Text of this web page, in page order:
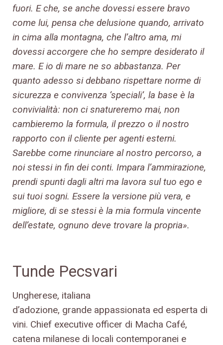
fuori. E che, se anche dovessi essere bravo
come lui, pensa che delusione quando, arrivato
in cima alla montagna, che l’altro ama, mi
dovessi accorgere che ho sempre desiderato il
mare. E io di mare ne so abbastanza. Per
quanto adesso si debbano rispettare norme di
sicurezza e convivenza ‘speciali’, la base è la
convivialità: non ci snatureremo mai, non
cambieremo la formula, il prezzo o il nostro
rapporto con il cliente per agenti esterni.
Sarebbe come rinunciare al nostro percorso, a
noi stessi in fin dei conti. Impara l’ammirazione,
prendi spunti dagli altri ma lavora sul tuo ego e
sui tuoi sogni. Essere la versione più vera, e
migliore, di se stessi è la mia formula vincente
dell’estate, ognuno deve trovare la propria».
Tunde Pecsvari
Ungherese, italiana
d’adozione, grande appassionata ed esperta di
vini. Chief executive officer di Macha Café,
catena milanese di locali contemporanei e